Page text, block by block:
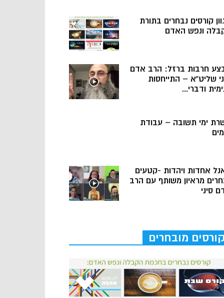
קורסים נבחרים בתורת
ונפש האדם
חרבות ברזל: הרב אדם
שליט”א – התייחסות
ודברי...
ימי תשובה – עבודת
אחדות ויהדות -קטעים
מראיון משותף עם הרב
סיני
קורסים מובחרים